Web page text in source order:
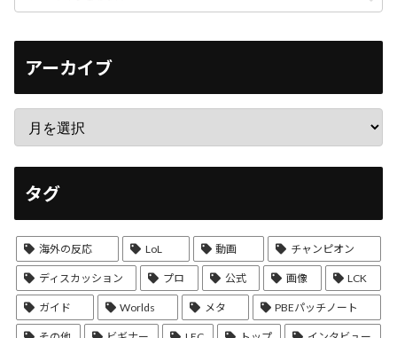
アーカイブ
タグ
海外の反応 LoL 動画 チャンピオン
ディスカッション プロ 公式 画像 LCK
ガイド Worlds メタ PBEパッチノート